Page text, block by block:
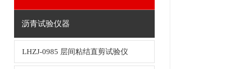
沥青试验仪器
LHZJ-0985 层间粘结直剪试验仪